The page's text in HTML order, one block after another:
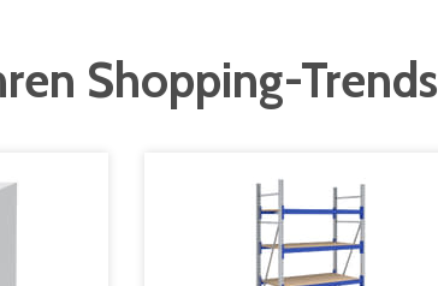
Shopping-Trends